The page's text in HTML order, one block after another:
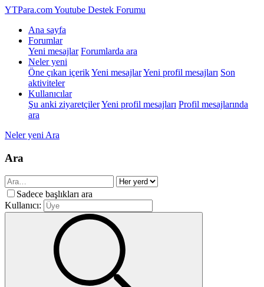
YTPara.comYoutube Destek Forumu
Ana sayfa
Forumlar
Yeni mesajlar Forumlarda ara
Neler yeni
Öne çıkan içerikYeni mesajlarYeni profil mesajları Son
aktiviteler
Kullanıcılar
Şu anki ziyaretçilerYeni profil mesajları Profil mesajlarında
ara
Neler yeni Ara
Ara
Sadece başlıkları ara
Kullanıcı: